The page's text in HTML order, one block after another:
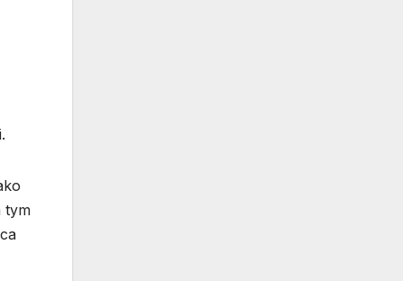
tym